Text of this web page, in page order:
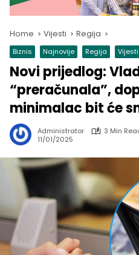
Home Vijesti Regija
Biznis Najnovije Regija Vijesti
Novi prijedlog:
“preračunala”,
minimalac bit će
Administrator
3 Min
11/01/2025